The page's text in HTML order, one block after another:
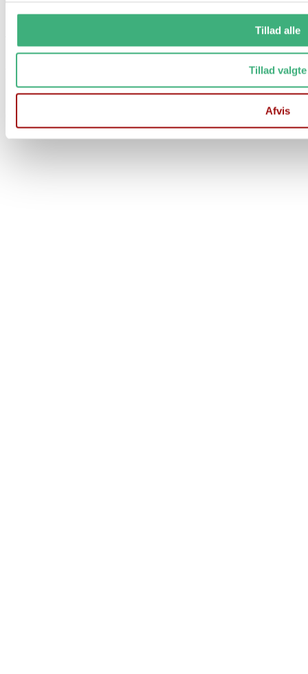
Tillad alle
Tillad valgte
Afvis
Vi holder ferielukket i uge 29 og 30